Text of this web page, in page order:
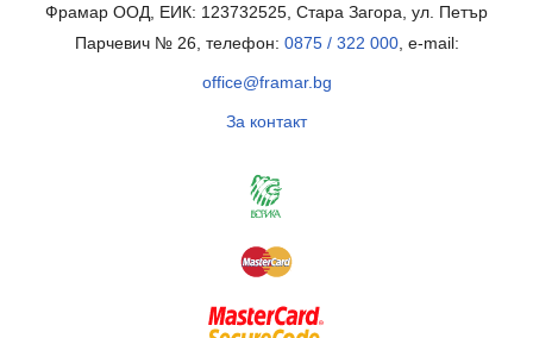
Фрамар ООД, ЕИК: 123732525, Стара Загора, ул. Петър
Парчевич № 26, телефон: 0875 / 322 000, e-mail:
office@framar.bg
За контакт